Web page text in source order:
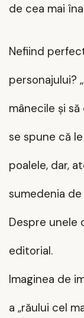
de cea mai
Nefiind
personajului?
mânecile și să
se spune că
poalele, dar,
sumedenia
Despre unele
editorial.
Imaginea de
a „răului cel